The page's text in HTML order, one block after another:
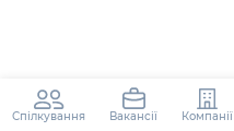
Спілкування Вакансії Компанії